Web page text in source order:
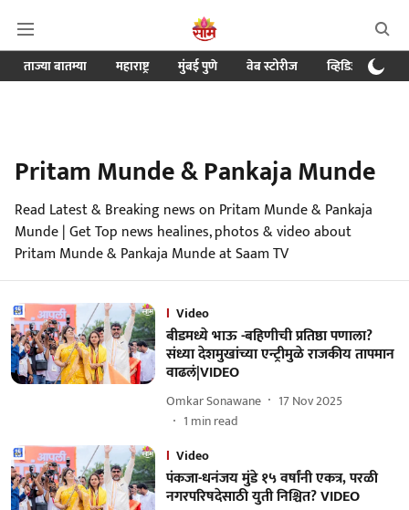
ताज्या बातम्या महाराष्ट्र मुंबई पुणे वेब स्टोरीज व्हिडिओ
Pritam Munde & Pankaja Munde
Read Latest & Breaking news on Pritam Munde & Pankaja
Munde | Get Top news healines, photos & video about
Pritam Munde & Pankaja Munde at Saam TV
Video
बीडमध्ये भाऊ -बहिणीची प्रतिष्ठा पणाला?
संध्या देशमुखांच्या एन्ट्रीमुळे राजकीय तापमान
वाढलं|VIDEO
Omkar Sonawane
17 Nov 2025
1 min read
Video
पंकजा-धनंजय मुंडे १५ वर्षांनी एकत्र, परळी
नगरपरिषदेसाठी युती निश्चित? VIDEO